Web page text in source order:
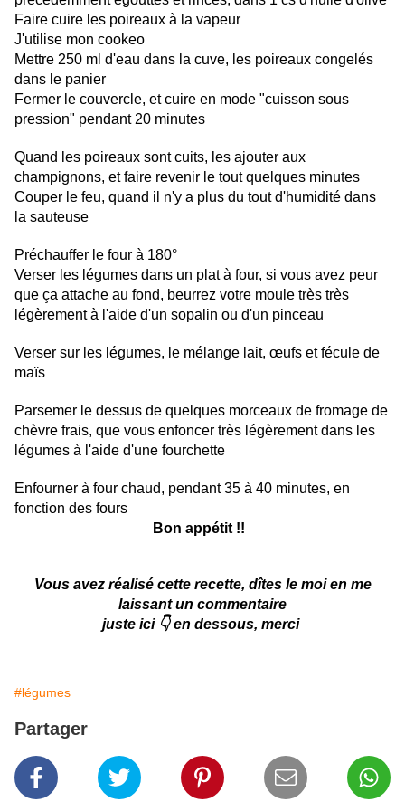
Faire cuire les poireaux à la vapeur
J'utilise mon cookeo
Mettre 250 ml d'eau dans la cuve, les poireaux congelés
dans le panier
Fermer le couvercle, et cuire en mode "cuisson sous
pression" pendant 20 minutes
Quand les poireaux sont cuits, les ajouter aux
champignons, et faire revenir le tout quelques minutes
Couper le feu, quand il n'y a plus du tout d'humidité dans
la sauteuse
Préchauffer le four à 180°
Verser les légumes dans un plat à four, si vous avez peur
que ça attache au fond, beurrez votre moule très très
légèrement à l'aide d'un sopalin ou d'un pinceau
Verser sur les légumes, le mélange lait, œufs et fécule de
maïs
Parsemer le dessus de quelques morceaux de fromage de
chèvre frais, que vous enfoncer très légèrement dans les
légumes à l'aide d'une fourchette
Enfourner à four chaud, pendant 35 à 40 minutes, en
fonction des fours
Bon appétit !!
Vous avez réalisé cette recette, dîtes le moi en me
laissant un commentaire
juste ici 👇 en dessous, merci
#légumes
Partager